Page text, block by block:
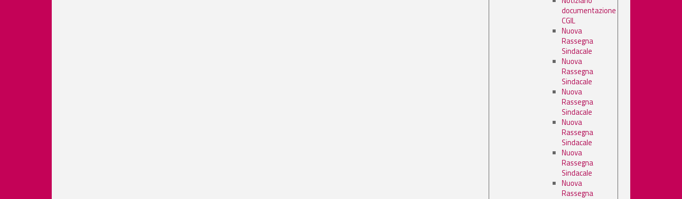
documentazione
CGIL
Nuova
Rassegna
Sindacale
Nuova
Rassegna
Sindacale
Nuova
Rassegna
Sindacale
Nuova
Rassegna
Sindacale
Nuova
Rassegna
Sindacale
Nuova
Rassegna